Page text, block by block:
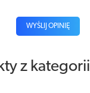
WYŚLIJ OPINIĘ
z kategorii